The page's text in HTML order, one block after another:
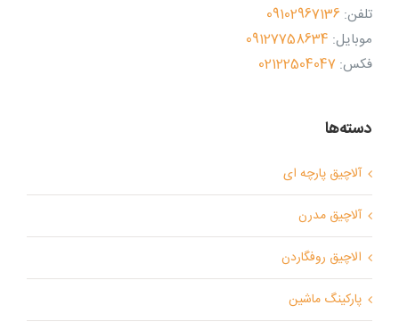
تلفن: 09102967136
موبایل: 09127758634
فکس: 02122504047
دسته‌ها
آلاچیق پارچه ای
آلاچیق مدرن
الاچیق روفگاردن
پارکینگ ماشین